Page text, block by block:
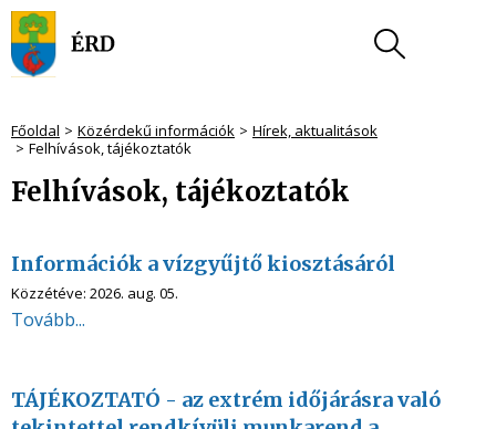
Főoldal Közérdekű információk
Hírek, aktualitások
Felhívások, tájékoztatók
Felhívások, tájékoztatók
Információk a vízgyűjtő kiosztásáról
Közzétéve: 2026. aug. 05.
Tovább...
TÁJÉKOZTATÓ - az extrém időjárásra való